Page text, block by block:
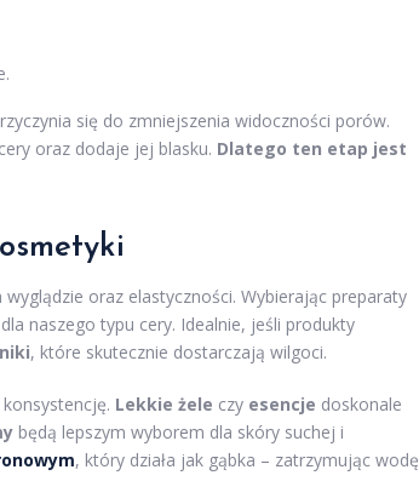
się do zmniejszenia widoczności porów.
oraz dodaje jej blasku. Dlatego ten etap jest
oraz elastyczności. Wybierając preparaty
naszego typu cery. Idealnie, jeśli produkty
, które skutecznie dostarczają wilgoci.
Lekkie żele czy esencje doskonale
będą lepszym wyborem dla skóry suchej i
, który działa jak gąbka – zatrzymując wodę